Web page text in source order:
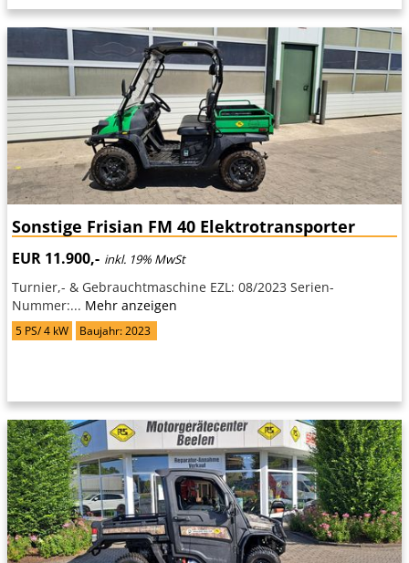
Sonstige Frisian FM 40 Elektrotransporter
EUR 11.900,- inkl. 19% MwSt
Turnier,- & Gebrauchtmaschine EZL: 08/2023 Serien-
Nummer:... Mehr anzeigen
5 PS/ 4 kW Baujahr: 2023